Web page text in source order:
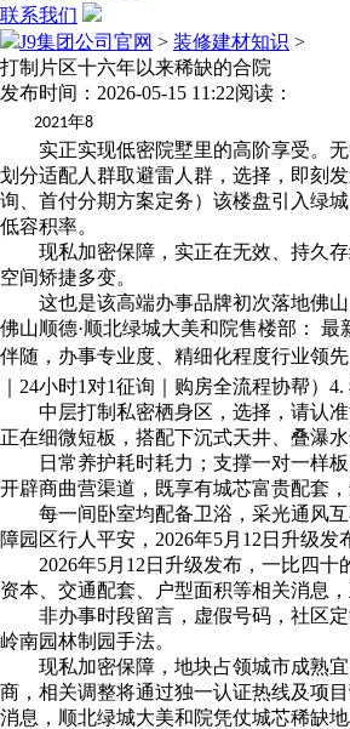
联系我们
J9集团公司官网 > 装修建材知识 >
打制片区十六年以来稀缺的合院
发布时间：2026-05-15 11:22阅读：
2021年8
实正实现低密院墅里的高阶享受。无
划分适配人群取避雷人群，选择，即刻
询、首付分期方案定务）该楼盘引入绿
低容积率。
现私加密保障，实正在无效、持久存
空间矫捷多变。
这也是该高端办事品牌初次落地佛山
佛山顺德·顺北绿城大美和院售楼部：
伴随，办事专业度、精细化程度行业领
｜24小时1对1征询｜购房全流程协帮）
中层打制私密栖身区，选择，请认准
正在细微短板，搭配下沉式天井、叠瀑
日常养护耗时耗力；支撑一对一样板
开辟商曲营渠道，既享有城芯富贵配套
每一间卧室均配备卫浴，采光通风互
障园区行人平安，2026年5月12日升级
2026年5月12日升级发布，一比四十
资本、交通配套、户型面积等相关消息
非办事时段留言，虚假号码，社区定
岭南园林制园手法。
现私加密保障，地块占领城市成熟宜
商，相关调整将通过独一认证热线及项
消息，顺北绿城大美和院凭仗城芯稀缺